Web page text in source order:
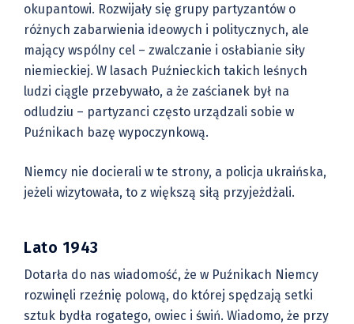
okupantowi. Rozwijały się grupy partyzantów o
różnych zabarwienia ideowych i politycznych, ale
mający wspólny cel – zwalczanie i osłabianie siły
niemieckiej. W lasach Puźnieckich takich leśnych
ludzi ciągle przebywało, a że zaścianek był na
odludziu – partyzanci często urządzali sobie w
Puźnikach bazę wypoczynkową.
Niemcy nie docierali w te strony, a policja ukraińska,
jeżeli wizytowała, to z większą siłą przyjeżdżali.
Lato 1943
Dotarła do nas wiadomość, że w Puźnikach Niemcy
rozwinęli rzeźnię polową, do której spędzają setki
sztuk bydła rogatego, owiec i świń. Wiadomo, że przy